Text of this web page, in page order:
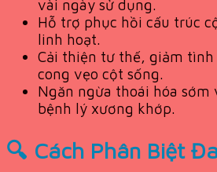
vài ngày sử dụng.
Hỗ trợ phục hồi cấu trúc
linh hoạt.
Cải thiện tư thế, giảm
cong vẹo cột sống.
Ngăn ngừa thoái hóa sớm
bệnh lý xương khớp.
🔍 Cách Phân Biệt